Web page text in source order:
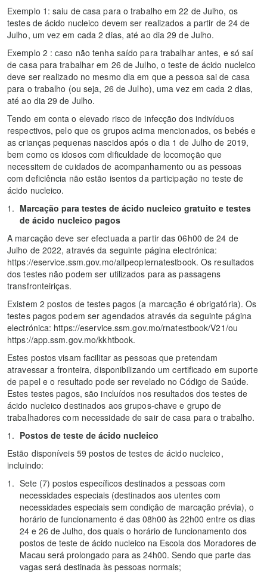
Exemplo 1: saiu de casa para o trabalho em 22 de Julho, os
testes de ácido nucleico devem ser realizados a partir de 24 de
Julho, um vez em cada 2 dias, até ao dia 29 de Julho.
Exemplo 2 : caso não tenha saído para trabalhar antes, e só saí
de casa para trabalhar em 26 de Julho, o teste de ácido nucleico
deve ser realizado no mesmo dia em que a pessoa sai de casa
para o trabalho (ou seja, 26 de Julho), uma vez em cada 2 dias,
até ao dia 29 de Julho.
Tendo em conta o elevado risco de infecção dos indivíduos
respectivos, pelo que os grupos acima mencionados, os bebés e
as crianças pequenas nascidos após o dia 1 de Julho de 2019,
bem como os idosos com dificuldade de locomoção que
necessitem de cuidados de acompanhamento ou as pessoas
com deficiência não estão isentos da participação no teste de
ácido nucleico.
Marcação para testes de ácido nucleico gratuito e testes
de ácido nucleico pagos
A marcação deve ser efectuada a partir das 06h00 de 24 de
Julho de 2022, através da seguinte página electrónica:
https://eservice.ssm.gov.mo/allpeoplernatestbook. Os resultados
dos testes não podem ser utilizados para as passagens
transfronteiriças.
Existem 2 postos de testes pagos (a marcação é obrigatória). Os
testes pagos podem ser agendados através da seguinte página
electrónica: https://eservice.ssm.gov.mo/rnatestbook/V21/ou
https://app.ssm.gov.mo/kkhtbook.
Estes postos visam facilitar as pessoas que pretendam
atravessar a fronteira, disponibilizando um certificado em suporte
de papel e o resultado pode ser revelado no Código de Saúde.
Estes testes pagos, são incluídos nos resultados dos testes de
ácido nucleico destinados aos grupos-chave e grupo de
trabalhadores com necessidade de sair de casa para o trabalho.
Postos de teste de ácido nucleico
Estão disponíveis 59 postos de testes de ácido nucleico,
incluindo:
Sete (7) postos específicos destinados a pessoas com
necessidades especiais (destinados aos utentes com
necessidades especiais sem condição de marcação prévia), o
horário de funcionamento é das 08h00 às 22h00 entre os dias
24 e 26 de Julho, dos quais o horário de funcionamento dos
postos de teste de ácido nucleico na Escola dos Moradores de
Macau será prolongado para as 24h00. Sendo que parte das
vagas será destinada às pessoas normais;